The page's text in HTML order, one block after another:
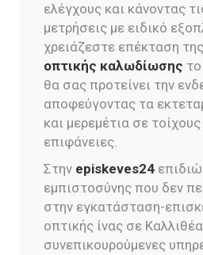
ελέγχους και κάνοντας
μετρήσεις με ειδικό
χρειάζεστε επέκταση
οπτικής καλωδίωσης
θα σας προτείνει την
αποφεύγοντας τα
και μερεμέτια σε τοίχους
επιφάνειες.
Στην episkeves24
εμπιστοσύνης που δεν
στην εγκατάσταση-
οπτικής ίνας σε
συνεπικουρούμενες